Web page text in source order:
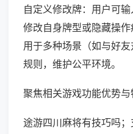
自定义修改牌：用户可输
修改自身牌型或隐藏操
用于多种场景（如与好
规则，维护公平环境。
聚焦相关游戏功能优势与
途游四川麻将有技巧吗